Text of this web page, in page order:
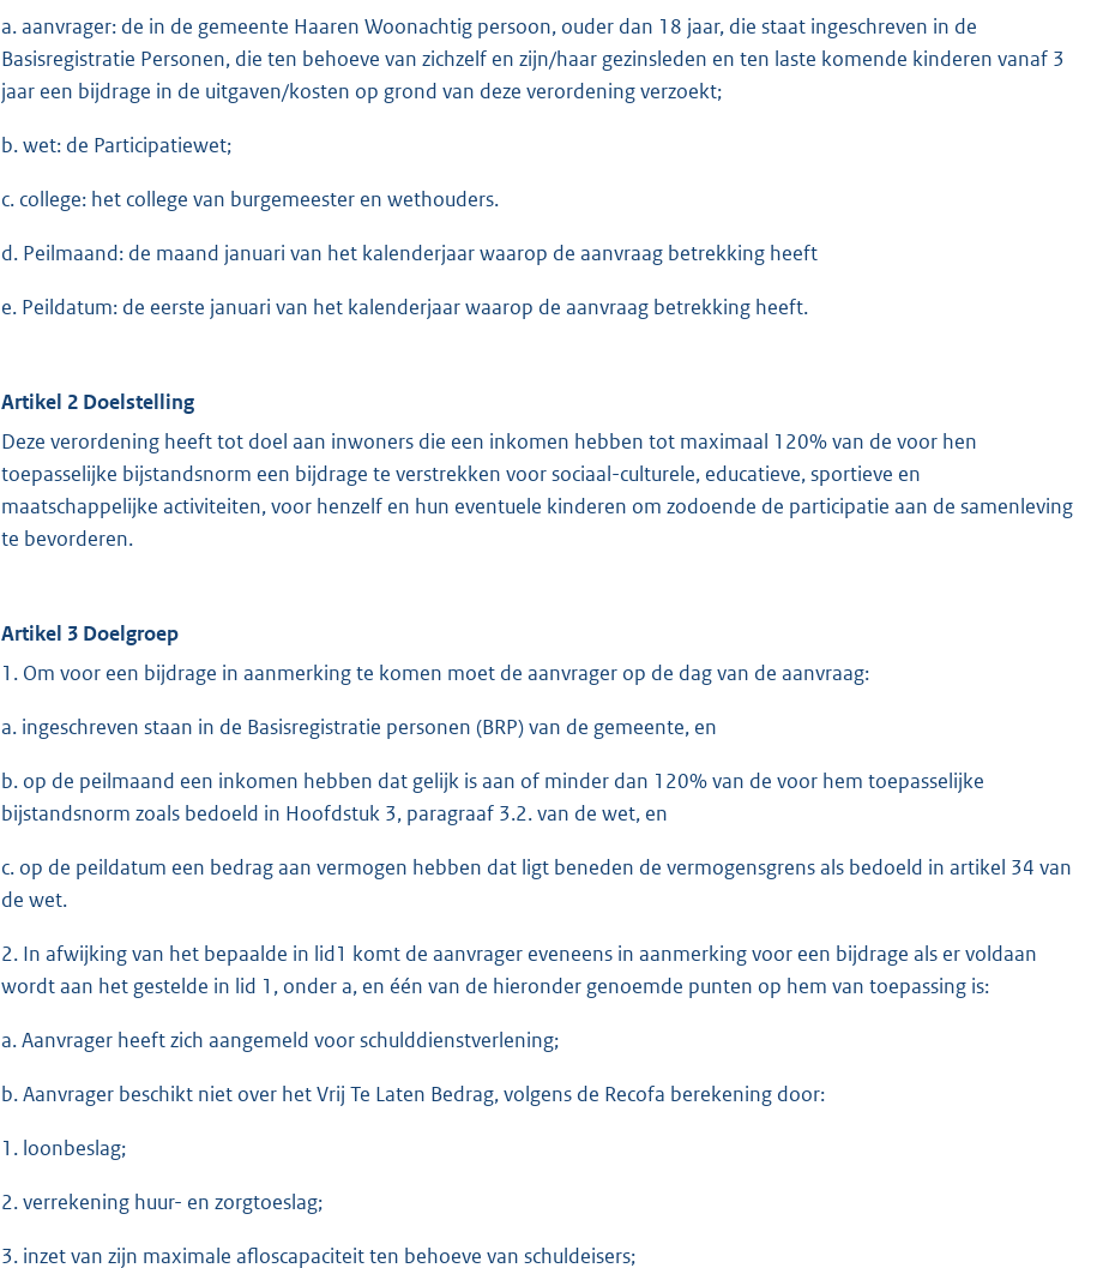
a. aanvrager: de in de gemeente Haaren Woonachtig persoon, ouder dan 18 jaar, die staat ingeschreven in de
Basisregistratie Personen, die ten behoeve van zichzelf en zijn/haar gezinsleden en ten laste komende kinderen vanaf 3
jaar een bijdrage in de uitgaven/kosten op grond van deze verordening verzoekt;
b. wet: de Participatiewet;
c. college: het college van burgemeester en wethouders.
d. Peilmaand: de maand januari van het kalenderjaar waarop de aanvraag betrekking heeft
e. Peildatum: de eerste januari van het kalenderjaar waarop de aanvraag betrekking heeft.
Artikel 2 Doelstelling
Deze verordening heeft tot doel aan inwoners die een inkomen hebben tot maximaal 120% van de voor hen
toepasselijke bijstandsnorm een bijdrage te verstrekken voor sociaal-culturele, educatieve, sportieve en
maatschappelijke activiteiten, voor henzelf en hun eventuele kinderen om zodoende de participatie aan de samenleving
te bevorderen.
Artikel 3 Doelgroep
1. Om voor een bijdrage in aanmerking te komen moet de aanvrager op de dag van de aanvraag:
a. ingeschreven staan in de Basisregistratie personen (BRP) van de gemeente, en
b. op de peilmaand een inkomen hebben dat gelijk is aan of minder dan 120% van de voor hem toepasselijke
bijstandsnorm zoals bedoeld in Hoofdstuk 3, paragraaf 3.2. van de wet, en
c. op de peildatum een bedrag aan vermogen hebben dat ligt beneden de vermogensgrens als bedoeld in artikel 34 van
de wet.
2. In afwijking van het bepaalde in lid1 komt de aanvrager eveneens in aanmerking voor een bijdrage als er voldaan
wordt aan het gestelde in lid 1, onder a, en één van de hieronder genoemde punten op hem van toepassing is:
a. Aanvrager heeft zich aangemeld voor schulddienstverlening;
b. Aanvrager beschikt niet over het Vrij Te Laten Bedrag, volgens de Recofa berekening door:
1. loonbeslag;
2. verrekening huur- en zorgtoeslag;
3. inzet van zijn maximale afloscapaciteit ten behoeve van schuldeisers;